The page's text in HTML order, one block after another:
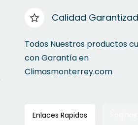
Calidad
Todos Nuestros productos
con Garantía en
Climasmonterrey.com
Enlaces Rapidos